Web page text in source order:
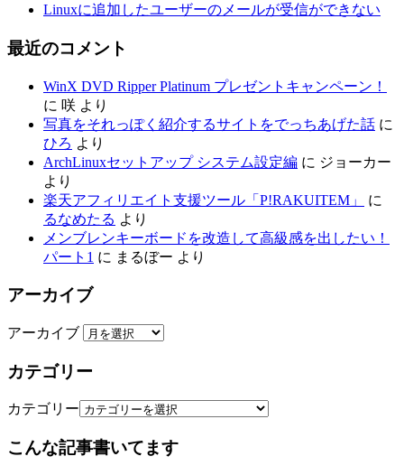
Linuxに追加したユーザーのメールが受信ができない
最近のコメント
WinX DVD Ripper Platinum プレゼントキャンペーン！
に 咲 より
写真をそれっぽく紹介するサイトをでっちあげた話 に
ひろ より
ArchLinuxセットアップ システム設定編 に ジョーカー
より
楽天アフィリエイト支援ツール「P!RAKUITEM」
に
るなめたる より
メンブレンキーボードを改造して高級感を出したい！
パート1 に まるぼー より
アーカイブ
アーカイブ
カテゴリー
カテゴリー
こんな記事書いてます